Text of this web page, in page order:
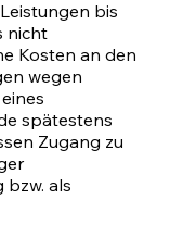
bis
nicht
Kosten an den
wegen
spätestens
Zugang zu
bzw. als